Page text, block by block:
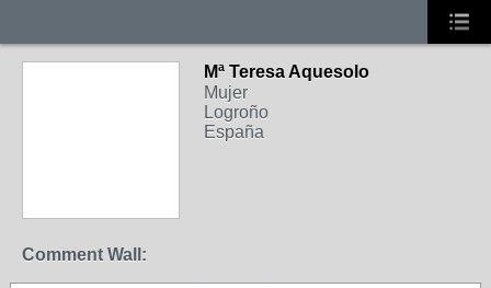
Mª Teresa Aquesolo
Mujer
Logroño
España
Comment Wall: